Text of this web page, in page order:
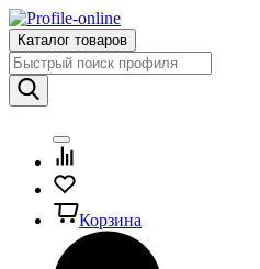
Каталог товаров
Корзина